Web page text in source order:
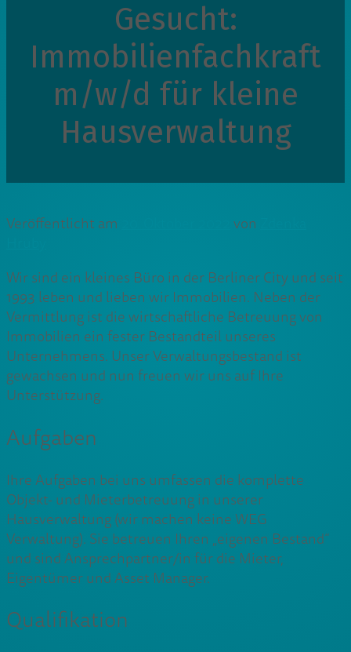
Gesucht:
Immobilienfachkraft
m/w/d für kleine
Hausverwaltung
Veröffentlicht am von
Wir sind ein kleines Büro in der Berliner City und seit
1993 leben und lieben wir Immobilien. Neben der
Vermittlung ist die wirtschaftliche Betreuung von
Immobilien ein fester Bestandteil unseres
Unternehmens. Unser Verwaltungsbestand ist
gewachsen und nun freuen wir uns auf Ihre
Unterstützung.
Aufgaben
Ihre Aufgaben bei uns umfassen die komplette
Objekt- und Mieterbetreuung in unserer
Hausverwaltung (wir machen keine WEG
Verwaltung). Sie betreuen Ihren „eigenen Bestand“
und sind Ansprechpartner/in für die Mieter,
Eigentümer und Asset Manager.
Qualifikation